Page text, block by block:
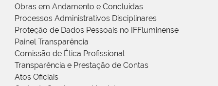
Obras em Andamento e Concluídas
Processos Administrativos Disciplinares
Proteção de Dados Pessoais no IFFluminense
Painel Transparência
Comissão de Ética Profissional
Transparência e Prestação de Contas
Atos Oficiais